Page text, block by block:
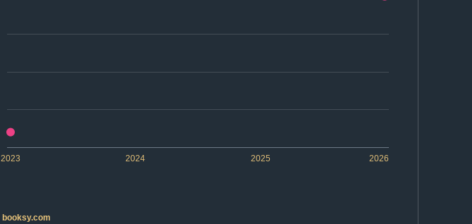
2023 2024 2025 2026
booksy.com